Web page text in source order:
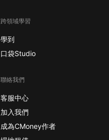
跨領域學習
學到
口袋Studio
聯絡我們
客服中心
加入我們
成為CMoney作者